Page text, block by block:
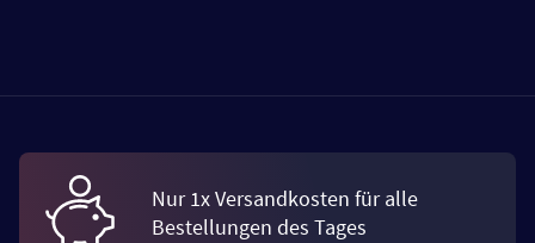
Nur 1x Versandkosten für alle
Bestellungen des Tages